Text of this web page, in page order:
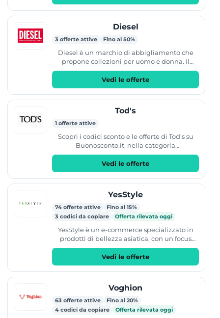
Diesel
3 offerte attive Fino al 50%
Diesel è un marchio di abbigliamento che
propone collezioni per uomo e donna. Il
catalogo include jeans in diversi fit, giacche,
t-shirt, felpe,...
Vedi le offerte
Tod's
1 offerte attive
Scopri i codici sconto e le offerte di Tod's su
Buonosconto.it, nella categoria
abbigliamento e scarpe: coupon e
promozioni verificati e...
Vedi le offerte
YesStyle
74 offerte attive
Fino al 15%
3 codici da copiare
Offerta rilevata oggi
YesStyle è un e-commerce specializzato in
prodotti di bellezza asiatica, con un focus
particolare sulla K-Beauty. Il catalogo
comprende make-up,...
Vedi le offerte
Voghion
63 offerte attive
Fino al 20%
4 codici da copiare
Offerta rilevata oggi